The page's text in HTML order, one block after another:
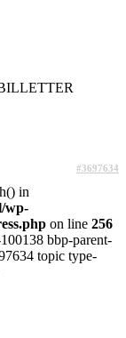
#3697634
in
wp-
on line 256
bbp-parent-
topic type-